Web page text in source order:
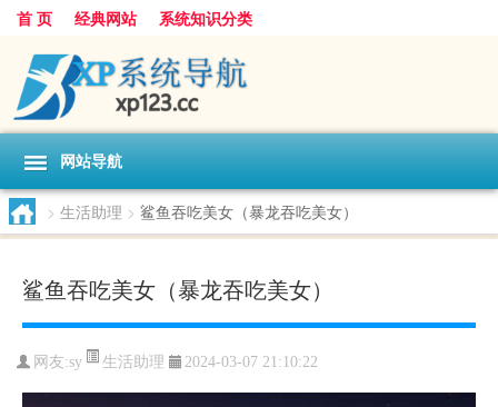
首 页 经典网站 系统知识分类
网站导航
> 生活助理 > 鲨鱼吞吃美女（暴龙吞吃美女）
鲨鱼吞吃美女（暴龙吞吃美女）
网友:sy 生活助理 2024-03-07 21:10:22